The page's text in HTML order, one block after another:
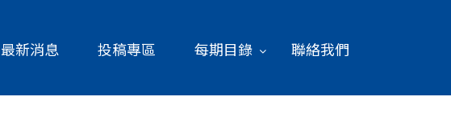
最新消息 投稿專區 每期目錄 聯絡我們